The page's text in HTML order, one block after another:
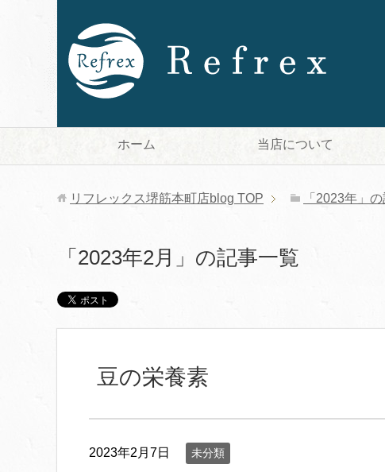
ホーム 当店について
リフレックス堺筋本町店blog TOP 「2023年」
「2023年2月」の記事一覧
豆の栄養素
2023年2月7日 未分類